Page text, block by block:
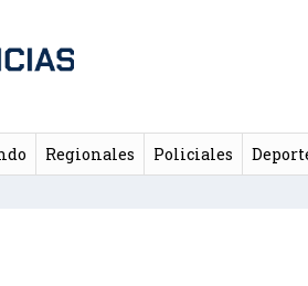
Regionales Policiales